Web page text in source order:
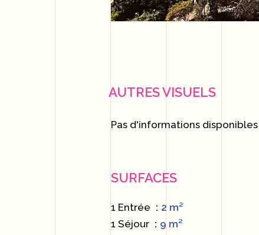
AUTRES VISUELS
Pas d'informations disponibles
SURFACES
1 Entrée
2 m²
1 Séjour
9 m²